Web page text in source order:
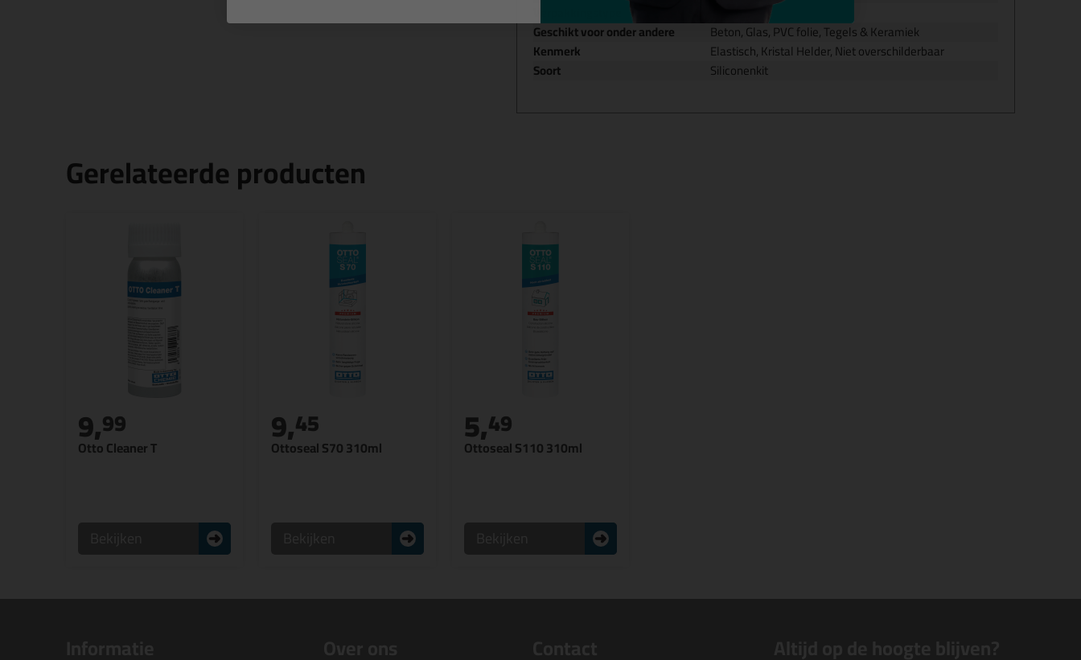
Geschikt voor onder andere
Beton, Glas, PVC folie, Tegels & Keramiek
Kenmerk
Elastisch, Kristal Helder, Niet overschilderbaar
Soort
Siliconenkit
Gerelateerde producten
Otto Cleaner T
9,99
Ottoseal S70 310ml
9,45
Ottoseal S110 310ml
5,49